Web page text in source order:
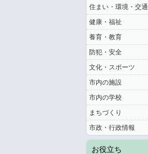
住まい・環境・交通
健康・福祉
養育・教育
防犯・安全
文化・スポーツ
市内の施設
市内の学校
まちづくり
市政・行政情報
お役立ち